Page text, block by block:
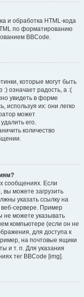
и обработка HTML-кода
по форматированию
BBCode.
которые могут быть
означает радость, а :(
увидеть в форме
используя их: они легко
может
его.
количество
сообщениях. Если
можете загрузить
указать ссылку на
сервере. Пример
не можете указывать
компьютере (если он не
для доступа к
на почтовые ящики
и т. п. Для указания
тег BBCode [img].